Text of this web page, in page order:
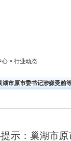
心 > 行业动态
湖市原市委书记涉嫌受贿
示：巢湖市